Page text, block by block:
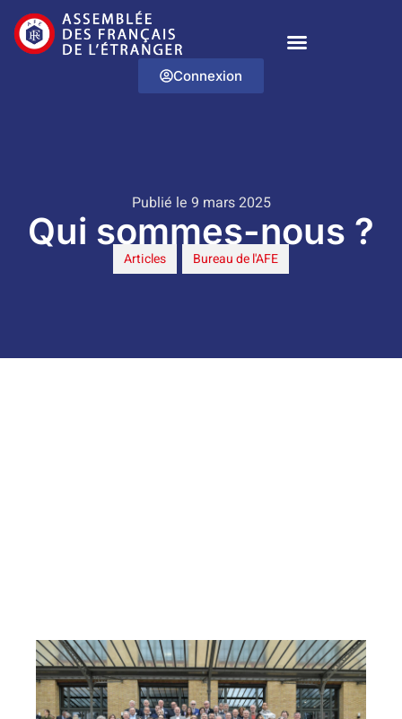
Connexion
Publié le 9 mars 2025
Qui sommes-nous ?
Articles Bureau de l'AFE